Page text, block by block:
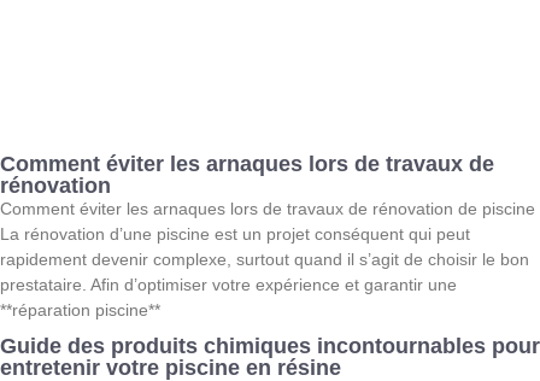
Comment éviter les arnaques lors de travaux de
rénovation
Comment éviter les arnaques lors de travaux de rénovation de piscine
La rénovation d’une piscine est un projet conséquent qui peut
rapidement devenir complexe, surtout quand il s’agit de choisir le bon
prestataire. Afin d’optimiser votre expérience et garantir une
**réparation piscine**
Guide des produits chimiques incontournables pour
entretenir votre piscine en résine